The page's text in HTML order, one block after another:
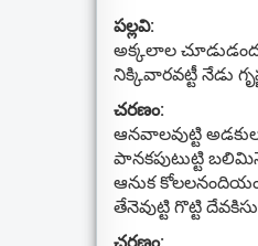
పల్లవి:
అక్కలాల
నిక్కివారవట్టీ నేడు
చరణం:
ఆనవాలవుట్టి
పానకపుటుట్టి
ఆనుక
తేనెవుట్టి గొట్టి